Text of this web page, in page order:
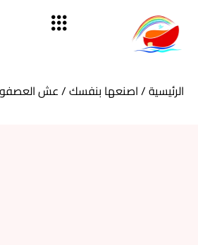
الرئيسية/اصنعها بنفسك/ عش العصفورة